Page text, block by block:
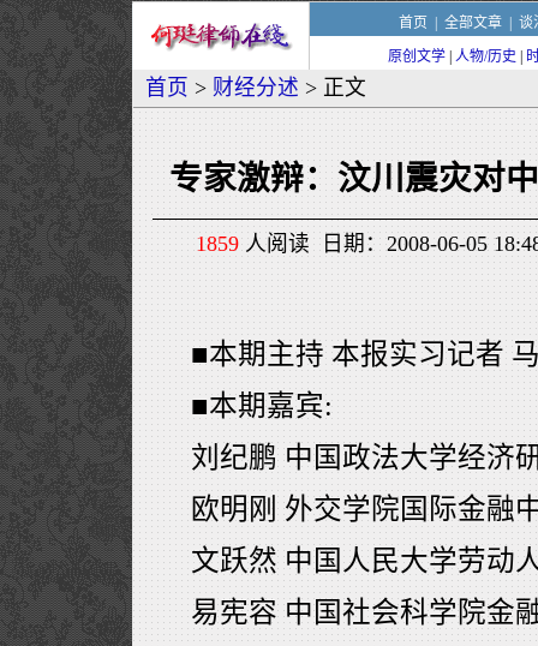
首页 全部文章| 谈
原创文学 人物/历史
首页 > 财经分述 > 正文
专家激辩：汶川震灾对
1859人阅读 日期：2008-06-05
■本期主持 本报实习记者
■本期嘉宾:
刘纪鹏 中国政法大学经济
欧明刚 外交学院国际金融
文跃然 中国人民大学劳动
易宪容 中国社会科学院金